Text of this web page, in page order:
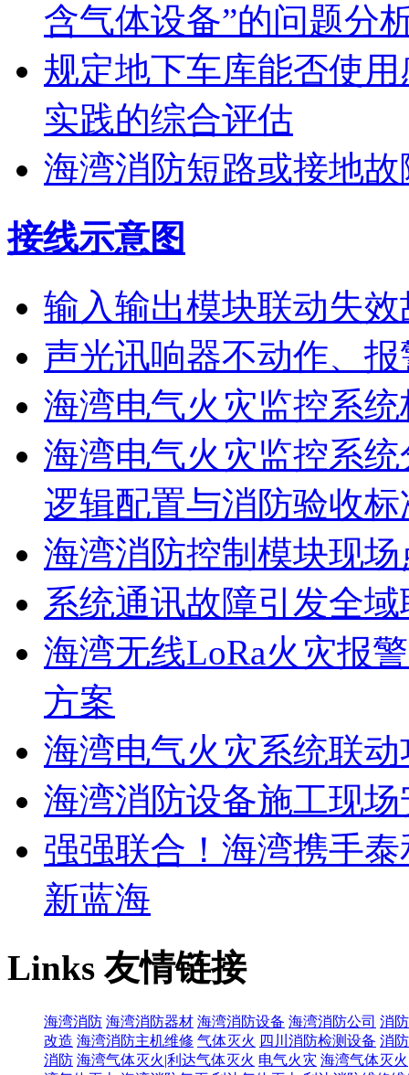
含气体设备”的问题分
规定地下车库能否使
实践的综合评估
海湾消防短路或接地
接线示意图
输入输出模块联动失效
声光讯响器不动作、
海湾电气火灾监控系
海湾电气火灾监控系
逻辑配置与消防验收标
海湾消防控制模块现
系统通讯故障引发全
海湾无线LoRa火灾报
方案
海湾电气火灾系统联
海湾消防设备施工现
强强联合！海湾携手
新蓝海
Links友情链接
海湾消防 海湾消防器材 海湾消防设备 海湾消防公司 消
改造 海湾消防主机维修 气体灭火 四川消防检测设备 消
消防 海湾气体灭火|利达气体灭火 电气火灾 海湾气体灭